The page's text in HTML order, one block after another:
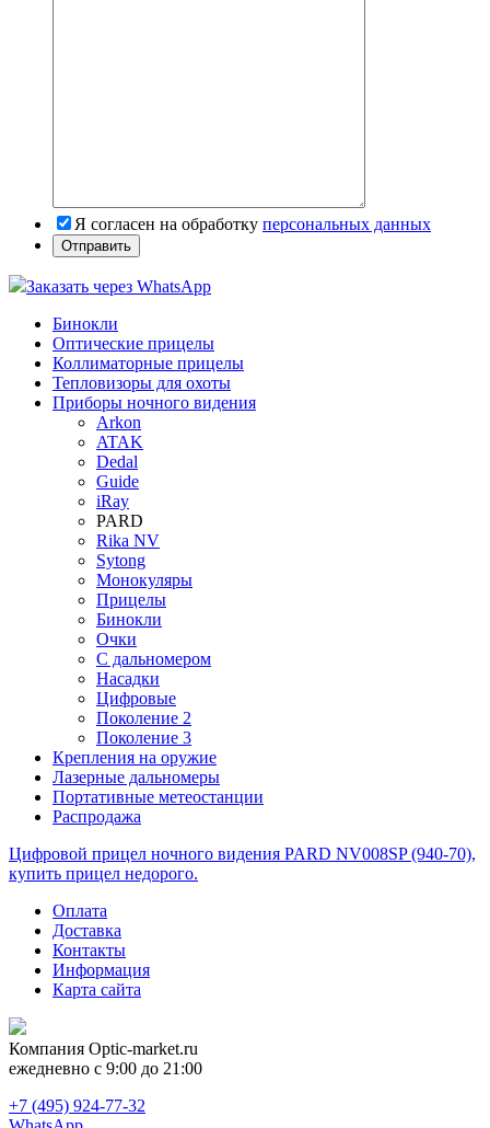
Я согласен на обработку персональных данных
Заказать через WhatsApp
Бинокли
Оптические прицелы
Коллиматорные прицелы
Тепловизоры для охоты
Приборы ночного видения
Arkon
ATAK
Dedal
Guide
iRay
PARD
Rika NV
Sytong
Монокуляры
Прицелы
Бинокли
Очки
С дальномером
Насадки
Цифровые
Поколение 2
Поколение 3
Крепления на оружие
Лазерные дальномеры
Портативные метеостанции
Распродажа
Цифровой прицел ночного видения PARD NV008SP (940-70),
купить прицел недорого.
Оплата
Доставка
Контакты
Информация
Карта сайта
Компания Optic-market.ru
ежедневно с 9:00 до 21:00
+7 (495) 924-77-32